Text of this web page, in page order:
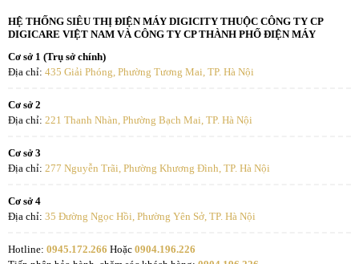
HỆ THỐNG SIÊU THỊ ĐIỆN MÁY DIGICITY THUỘC CÔNG TY CP
DIGICARE VIỆT NAM VÀ CÔNG TY CP THÀNH PHỐ ĐIỆN MÁY
Cơ sở 1 (Trụ sở chính)
Địa chỉ: 435 Giải Phóng, Phường Tương Mai, TP. Hà Nội
Cơ sở 2
Địa chỉ: 221 Thanh Nhàn, Phường Bạch Mai, TP. Hà Nội
Cơ sở 3
Địa chỉ: 277 Nguyễn Trãi, Phường Khương Đình, TP. Hà Nội
Cơ sở 4
Địa chỉ: 35 Đường Ngọc Hồi, Phường Yên Sở, TP. Hà Nội
Hotline: 0945.172.266 Hoặc 0904.196.226